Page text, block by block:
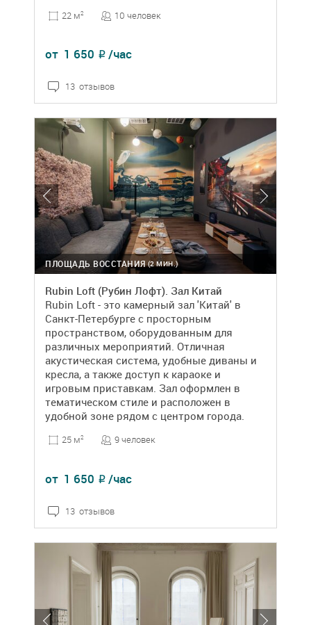
22 м2 10 человек
от 1 650 ₽ /час
13 отзывов
(2 МИН.)
ПЛОЩАДЬ ВОССТАНИЯ
Rubin Loft (Рубин Лофт). Зал Китай
Rubin Loft - это камерный зал 'Китай' в
Санкт-Петербурге с просторным
пространством, оборудованным для
различных мероприятий. Отличная
акустическая система, удобные диваны и
кресла, а также доступ к караоке и
игровым приставкам. Зал оформлен в
тематическом стиле и расположен в
удобной зоне рядом с центром города.
25 м2 9 человек
от 1 650 ₽ /час
13 отзывов